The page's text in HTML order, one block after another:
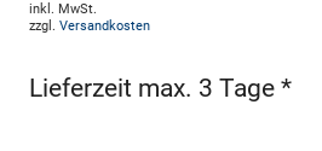
inkl. MwSt.
zzgl. Versandkosten
Lieferzeit max. 3 Tage *